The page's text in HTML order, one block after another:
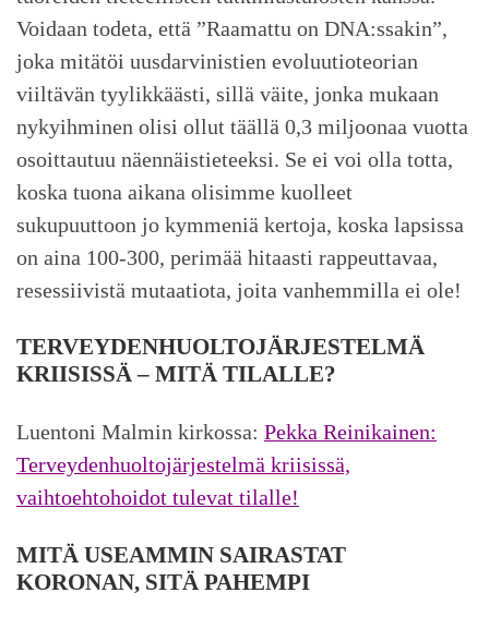
Voidaan todeta, että ”Raamattu on DNA:ssakin”,
joka mitätöi uusdarvinistien evoluutioteorian
viiltävän tyylikkäästi, sillä väite, jonka mukaan
nykyihminen olisi ollut täällä 0,3 miljoonaa vuotta
osoittautuu näennäistieteeksi. Se ei voi olla totta,
koska tuona aikana olisimme kuolleet
sukupuuttoon jo kymmeniä kertoja, koska lapsissa
on aina 100-300, perimää hitaasti rappeuttavaa,
resessiivistä mutaatiota, joita vanhemmilla ei ole!
TERVEYDENHUOLTOJÄRJESTELMÄ
KRIISISSÄ – MITÄ TILALLE?
Luentoni Malmin kirkossa: Pekka Reinikainen:
Terveydenhuoltojärjestelmä kriisissä,
vaihtoehtohoidot tulevat tilalle!
MITÄ USEAMMIN SAIRASTAT
KORONAN, SITÄ PAHEMPI